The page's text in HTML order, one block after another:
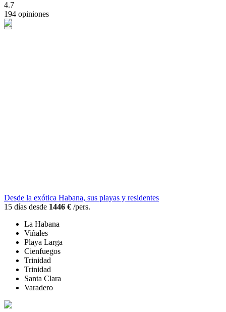
4.7
194 opiniones
Desde la exótica Habana, sus playas y residentes
15 días desde 1446 € /pers.
La Habana
Viñales
Playa Larga
Cienfuegos
Trinidad
Trinidad
Santa Clara
Varadero